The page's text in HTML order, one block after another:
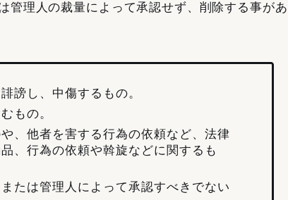
管理人の裁量によって承認せず、削除する事があ
謗し、中傷するもの。
もの。
、他者を害する行為の依頼など、法律
、行為の依頼や斡旋などに関するも
たは管理人によって承認すべきでない